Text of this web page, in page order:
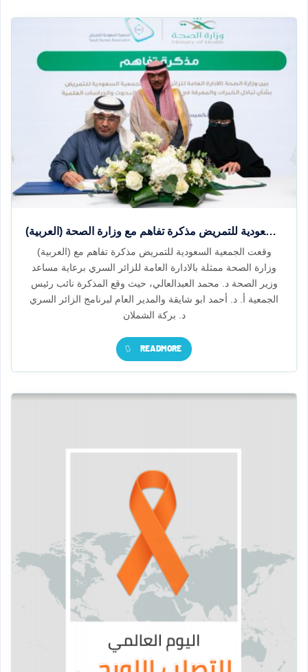
(العربية) وقعت الجمعية السعودية للتمريض مذكرة تفاهم مع وزارة الصحة
(العربية) وقعت الجمعية السعودية للتمريض مذكرة تفاهم مع
وزارة الصحة ممثلة بالادارة العامة للزائر السري برعاية مساعد
وزير الصحة د. محمد العبدالعالي، حيث وقع المذكرة نائب رئيس
الجمعية أ. د. أحمد ابو شايقة والمدير العام لبرنامج الزائر السري
د. بركة الشملان
READMORE